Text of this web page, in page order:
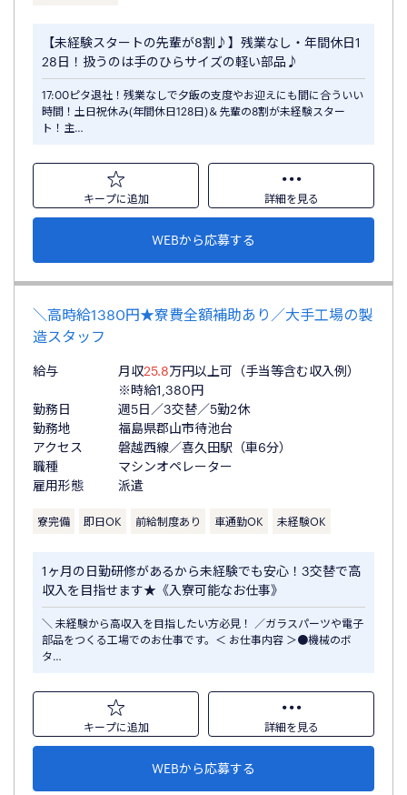
【未経験スタートの先輩が8割♪】残業なし・年間休日1
28日！扱うのは手のひらサイズの軽い部品♪
17:00ピタ退社！残業なしで夕飯の支度やお迎えにも間に合ういい
時間！土日祝休み(年間休日128日)＆先輩の8割が未経験スター
ト！主…
キープに追加 詳細を見る
WEBから応募する
＼高時給1380円★寮費全額補助あり／大手工場の製
造スタッフ
給与 月収25.8万円以上可（手当等含む収入例）
※時給1,380円
勤務日
週5日／3交替／5勤2休
勤務地
福島県郡山市待池台
アクセス
磐越西線／喜久田駅（車6分）
職種
マシンオペレーター
雇用形態
派遣
寮完備 即日OK 前給制度あり 車通勤OK 未経験OK
1ヶ月の日勤研修があるから未経験でも安心！3交替で高
収入を目指せます★《入寮可能なお仕事》
＼ 未経験から高収入を目指したい方必見！ ／ガラスパーツや電子
部品をつくる工場でのお仕事です。＜ お仕事内容 ＞●機械のボ
タ…
キープに追加 詳細を見る
WEBから応募する